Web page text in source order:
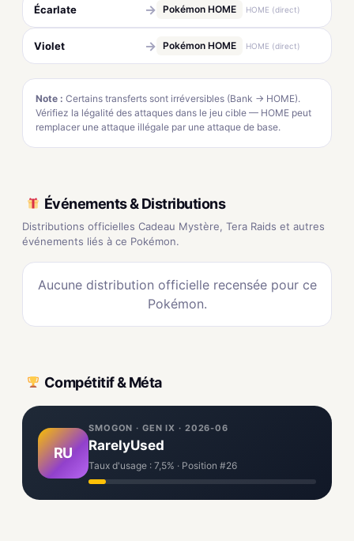
Écarlate → Pokémon HOME HOME (direct)
Violet → Pokémon HOME HOME (direct)
Note : Certains transferts sont irréversibles (Bank → HOME).
Vérifiez la légalité des attaques dans le jeu cible — HOME peut
remplacer une attaque illégale par une attaque de base.
Événements & Distributions
Distributions officielles Cadeau Mystère, Tera Raids et autres
événements liés à ce Pokémon.
Aucune distribution officielle recensée pour ce
Pokémon.
Compétitif & Méta
RU
SMOGON · GEN IX · 2026-06
RarelyUsed
Taux d'usage : 7,5% · Position #26